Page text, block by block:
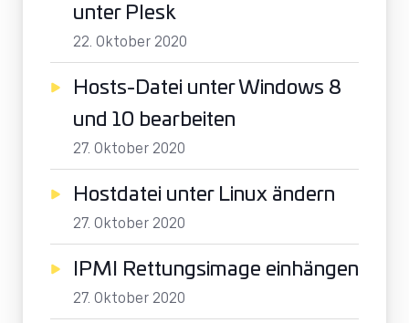
unter Plesk
22. Oktober 2020
Hosts-Datei unter Windows 8
und 10 bearbeiten
27. Oktober 2020
Hostdatei unter Linux ändern
27. Oktober 2020
IPMI Rettungsimage einhängen
27. Oktober 2020